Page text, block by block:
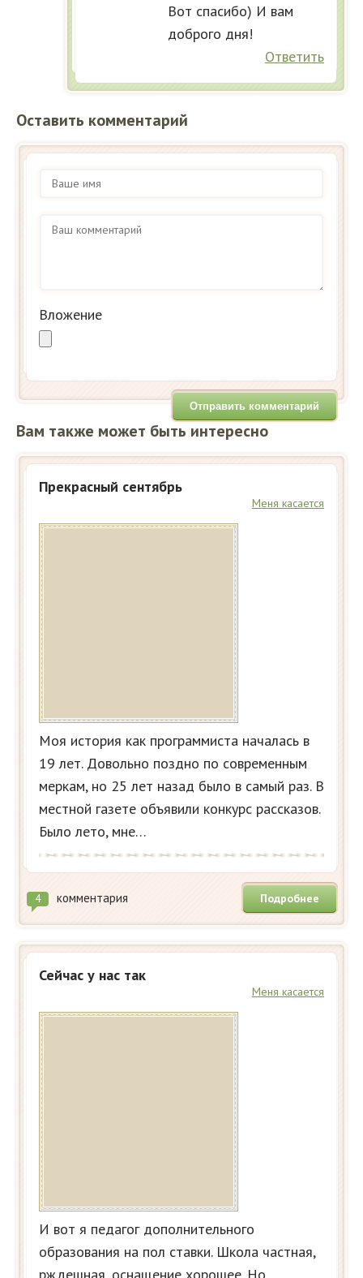
Вот спасибо) И вам
доброго дня!
Ответить
Оставить комментарий
Вложение
Вам также может быть интересно
Прекрасный сентябрь
Меня касается
Моя история как программиста началась в
19 лет. Довольно поздно по современным
меркам, но 25 лет назад было в самый раз. В
местной газете объявили конкурс рассказов.
Было лето, мне…
4 комментария Подробнее
Сейчас у нас так
Меня касается
И вот я педагог дополнительного
образования на пол ставки. Школа частная,
рждешная, оснащение хорошее. Но,